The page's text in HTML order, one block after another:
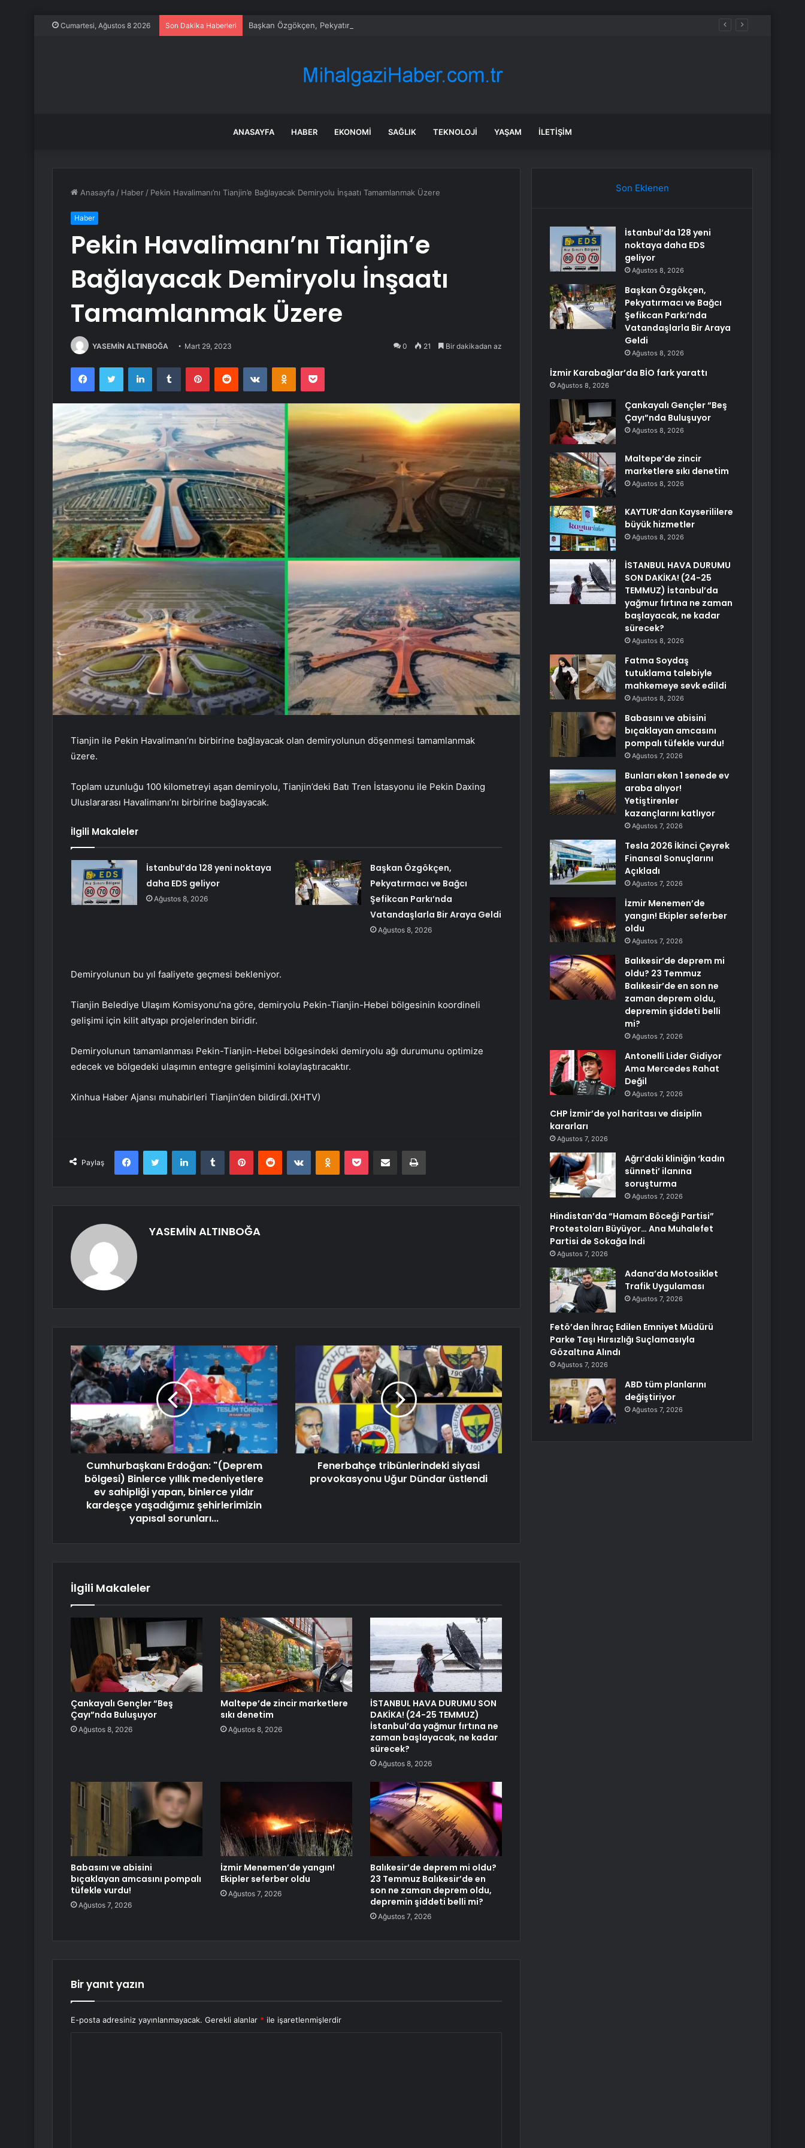
Cumartesi, Ağustos 8 2026 Son Dakika Haberleri Başkan Özgökçen, Pekyatırmacı ve Bağcı Şefikcan Parkı’nda Vatandaşlarla Bir Araya Geldi
ANASAYFA HABER EKONOMI SAĞLIK TEKNOLOJI YAŞAM İLETIŞIM
Anasayfa / Haber / Pekin Havalimanı’nı Tianjin’e Bağlayacak Demiryolu İnşaatı Tamamlanmak Üzere
Haber
Pekin Havalimanı’nı Tianjin’e
Bağlayacak Demiryolu İnşaatı
Tamamlanmak Üzere
YASEMİN ALTINBOĞA Mart 29, 2023 0 21 Bir dakikadan az
FacebookTwitter LinkedInTumblr PinterestReddit VKontakteOdnoklassniki
Pocket
Tianjin ile Pekin Havalimanı’nı birbirine bağlayacak olan demiryolunun döşenmesi tamamlanmak
üzere.
Toplam uzunluğu 100 kilometreyi aşan demiryolu, Tianjin’deki Batı Tren İstasyonu ile Pekin Daxing
Uluslararası Havalimanı’nı birbirine bağlayacak.
İlgili Makaleler
İstanbul’da 128 yeni noktaya
daha EDS geliyor
Ağustos 8, 2026
Başkan Özgökçen,
Pekyatırmacı ve Bağcı
Şefikcan Parkı’nda
Vatandaşlarla Bir Araya Geldi
Ağustos 8, 2026
Demiryolunun bu yıl faaliyete geçmesi bekleniyor.
Tianjin Belediye Ulaşım Komisyonu’na göre, demiryolu Pekin-Tianjin-Hebei bölgesinin koordineli
gelişimi için kilit altyapı projelerinden biridir.
Demiryolunun tamamlanması Pekin-Tianjin-Hebei bölgesindeki demiryolu ağı durumunu optimize
edecek ve bölgedeki ulaşımın entegre gelişimini kolaylaştıracaktır.
Xinhua Haber Ajansı muhabirleri Tianjin’den bildirdi.(XHTV)
Paylaş
FacebookTwitter LinkedInTumblr PinterestReddit VKontakteOdnoklassniki
Pocket E-Posta ile paylaş Yazdır
YASEMİN ALTINBOĞA
Cumhurbaşkanı Erdoğan: "(Deprem
bölgesi) Binlerce yıllık medeniyetlere
ev sahipliği yapan, binlerce yıldır
kardeşçe yaşadığımız şehirlerimizin
yapısal sorunları...
Fenerbahçe tribünlerindeki siyasi
provokasyonu Uğur Dündar üstlendi
İlgili Makaleler
Çankayalı Gençler “Beş
Çayı”nda Buluşuyor
Ağustos 8, 2026
Maltepe’de zincir marketlere
sıkı denetim
Ağustos 8, 2026
İSTANBUL HAVA DURUMU SON
DAKİKA! (24-25 TEMMUZ)
İstanbul’da yağmur fırtına ne
zaman başlayacak, ne kadar
sürecek?
Ağustos 8, 2026
Babasını ve abisini
bıçaklayan amcasını pompalı
tüfekle vurdu!
Ağustos 7, 2026
İzmir Menemen’de yangın!
Ekipler seferber oldu
Ağustos 7, 2026
Balıkesir’de deprem mi oldu?
23 Temmuz Balıkesir’de en
son ne zaman deprem oldu,
depremin şiddeti belli mi?
Ağustos 7, 2026
Bir yanıt yazın
E-posta adresiniz yayınlanmayacak. Gerekli alanlar * ile işaretlenmişlerdir
Son Eklenen
İstanbul’da 128 yeni
noktaya daha EDS
geliyor
Ağustos 8, 2026
Başkan Özgökçen,
Pekyatırmacı ve Bağcı
Şefikcan Parkı’nda
Vatandaşlarla Bir Araya
Geldi
Ağustos 8, 2026
İzmir Karabağlar’da BİO fark yarattı
Ağustos 8, 2026
Çankayalı Gençler “Beş
Çayı”nda Buluşuyor
Ağustos 8, 2026
Maltepe’de zincir
marketlere sıkı denetim
Ağustos 8, 2026
KAYTUR’dan Kayserililere
büyük hizmetler
Ağustos 8, 2026
İSTANBUL HAVA DURUMU
SON DAKİKA! (24-25
TEMMUZ) İstanbul’da
yağmur fırtına ne zaman
başlayacak, ne kadar
sürecek?
Ağustos 8, 2026
Fatma Soydaş
tutuklama talebiyle
mahkemeye sevk edildi
Ağustos 8, 2026
Babasını ve abisini
bıçaklayan amcasını
pompalı tüfekle vurdu!
Ağustos 7, 2026
Bunları eken 1 senede ev
araba alıyor!
Yetiştirenler
kazançlarını katlıyor
Ağustos 7, 2026
Tesla 2026 İkinci Çeyrek
Finansal Sonuçlarını
Açıkladı
Ağustos 7, 2026
İzmir Menemen’de
yangın! Ekipler seferber
oldu
Ağustos 7, 2026
Balıkesir’de deprem mi
oldu? 23 Temmuz
Balıkesir’de en son ne
zaman deprem oldu,
depremin şiddeti belli
mi?
Ağustos 7, 2026
Antonelli Lider Gidiyor
Ama Mercedes Rahat
Değil
Ağustos 7, 2026
CHP İzmir’de yol haritası ve disiplin
kararları
Ağustos 7, 2026
Ağrı’daki kliniğin ‘kadın
sünneti’ ilanına
soruşturma
Ağustos 7, 2026
Hindistan’da “Hamam Böceği Partisi”
Protestoları Büyüyor… Ana Muhalefet
Partisi de Sokağa İndi
Ağustos 7, 2026
Adana’da Motosiklet
Trafik Uygulaması
Ağustos 7, 2026
Fetö’den İhraç Edilen Emniyet Müdürü
Parke Taşı Hırsızlığı Suçlamasıyla
Gözaltına Alındı
Ağustos 7, 2026
ABD tüm planlarını
değiştiriyor
Ağustos 7, 2026